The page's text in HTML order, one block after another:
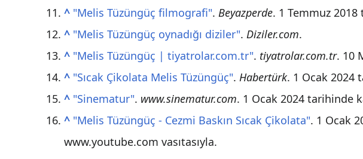
^ "Melis Tüzüngüç filmografi".Beyazperde. 1 Temmuz
^ "Melis Tüzüngüç oynadığı diziler".Diziler.com.
^ "Melis Tüzüngüç | tiyatrolar.com.tr". tiyatrolar.com.tr. 10
^ "Sıcak Çikolata Melis Tüzüngüç".Habertürk. 1 Ocak 2024
^ "Sinematur". www.sinematur.com. 1 Ocak 2024 tarihinde
^ "Melis Tüzüngüç - Cezmi Baskın Sıcak Çikolata". 1 Ocak
www.youtube.com vasıtasıyla.